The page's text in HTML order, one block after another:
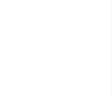
ORGANIZATIVE